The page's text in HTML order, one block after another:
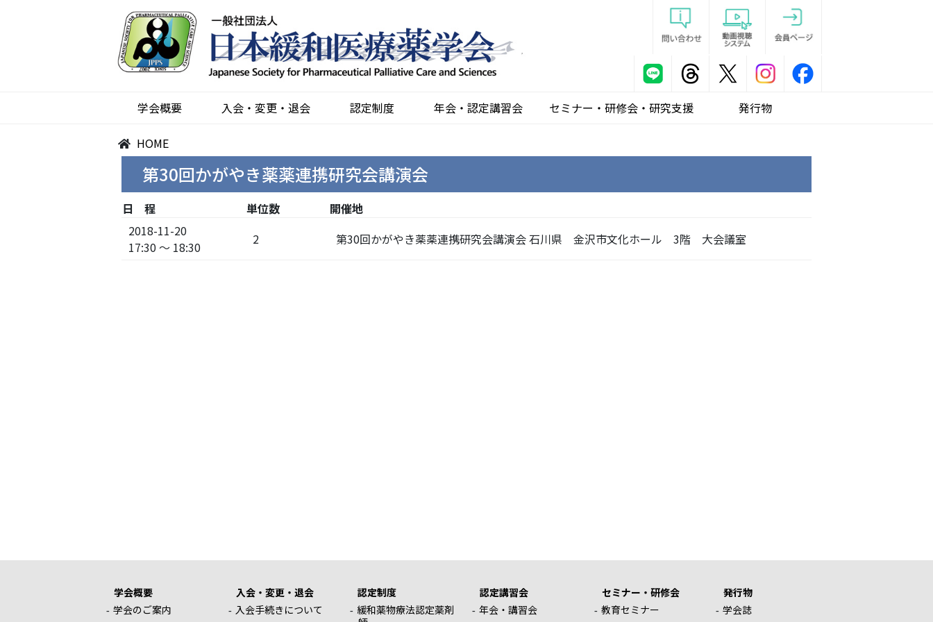
学会概要 入会・変更・退会 認定制度 年会・認定講習会 セミナー・研修会・研究支援 発行物
HOME
第30回かがやき薬薬連携研究会講演会
日 程 単位数
開催地
2018-11-20
17:30 ～ 18:30
2 第30回かがやき薬薬連携研究会講演会 石川県 金沢市文化ホール 3階 大会議室
学会概要
学会のご案内
入会・変更・退会
入会手続きについて
認定制度
緩和薬物療法認定薬剤
認定講習会
年会・講習会
セミナー・研修会
教育セミナー
発行物
学会誌